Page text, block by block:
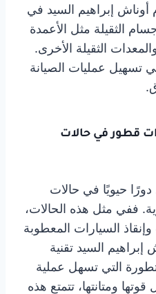
إبراهيم السيد في
الثقيلة مثل الأعمدة
الثقيلة الأخرى.
تسهيل عمليات الصيانة
قطور في حالات
حيويًا في حالات
ففي مثل هذه الحالات،
السيارات المعطوبة
السيد تقنية
التي تسهل عملية
ومتانتها، تتمتع هذه